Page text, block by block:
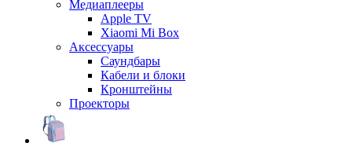
Медиаплееры
Apple TV
Xiaomi Mi Box
Аксессуары
Саундбары
Кабели и блоки
Кронштейны
Проекторы